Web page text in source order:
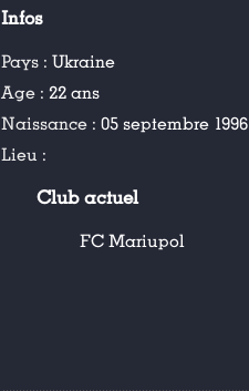
Infos
Pays : Ukraine
Age : 22 ans
Naissance : 05 septembre 1996
Lieu :
Club actuel
FC Mariupol